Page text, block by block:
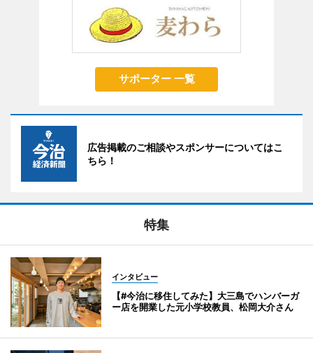
サポーター 一覧
広告掲載のご相談やスポンサーについてはこ
ちら！
特集
インタビュー
【#今治に移住してみた】大三島でハンバーガ
ー店を開業した元小学校教員、松岡大介さん